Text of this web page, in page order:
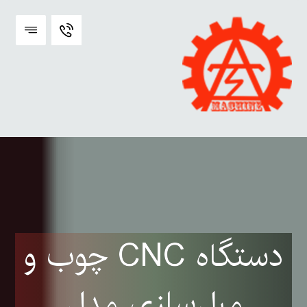
دستگاه CNC چوب و